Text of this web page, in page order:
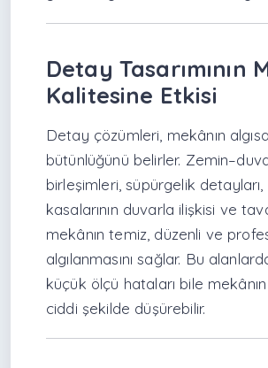
Detay Tasarımının
Kalitesine Etkisi
Detay çözümleri, mekânın
bütünlüğünü belirler.
birleşimleri, süpürgelik detayları,
kasalarının duvarla ilişkisi ve
mekânın temiz, düzenli ve
algılanmasını sağlar. Bu
küçük ölçü hataları bile
ciddi şekilde düşürebilir.